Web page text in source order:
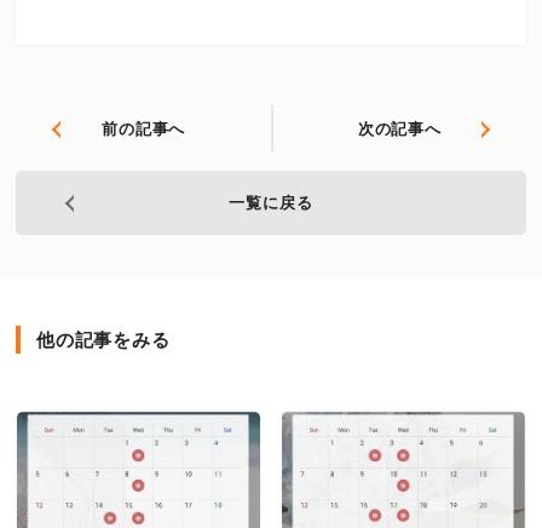
前の記事へ 次の記事へ
一覧に戻る
他の記事をみる